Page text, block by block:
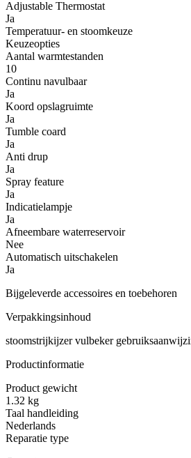
Adjustable Thermostat
Ja
Temperatuur- en stoomkeuze
Keuzeopties
Aantal warmtestanden
10
Continu navulbaar
Ja
Koord opslagruimte
Ja
Tumble coard
Ja
Anti drup
Ja
Spray feature
Ja
Indicatielampje
Ja
Afneembare waterreservoir
Nee
Automatisch uitschakelen
Ja
Bijgeleverde accessoires en toebehoren
Verpakkingsinhoud
stoomstrijkijzer vulbeker
Productinformatie
Product gewicht
1.32 kg
Taal handleiding
Nederlands
Reparatie type